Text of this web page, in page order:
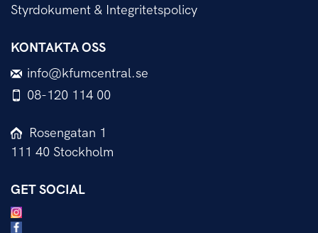
Styrdokument & Integritetspolicy
KONTAKTA OSS
info@kfumcentral.se
08-120 114 00
Rosengatan 1
111 40 Stockholm
GET SOCIAL